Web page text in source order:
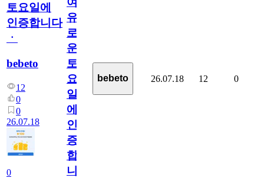
토요일에
인증합니다
ㆍ
bebeto
12
0
0
26.07.18
0
유
로
운
토
요
일
에
인
증
합
니
bebeto 26.07.18 12 0